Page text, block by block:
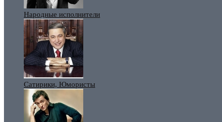
Народные исполнители
Сатирики, Юмористы